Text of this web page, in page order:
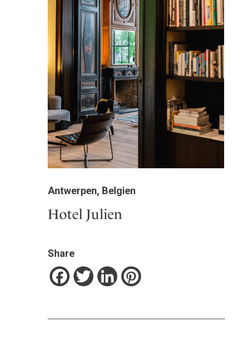
Antwerpen, Belgien
Hotel Julien
Share
FacebookTwitterLinkedInPinterest